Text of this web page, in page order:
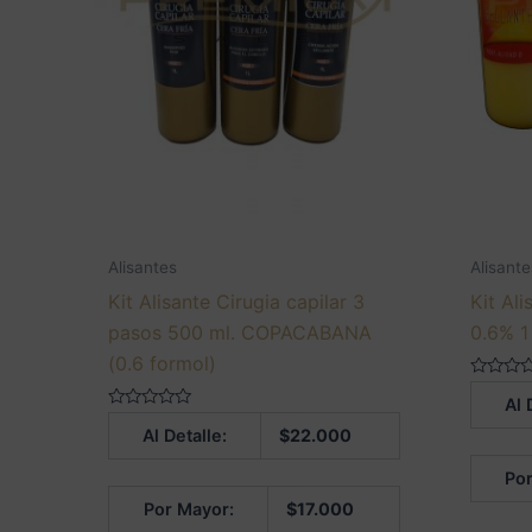
Alisantes
Kit Alisante Cirugia capilar 3
pasos 500 ml. COPACABANA
(0.6 formol)
Al Detalle: $22.000
Por Mayor: $17.000
Kit
0.6%
Al